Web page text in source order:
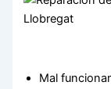
Mal